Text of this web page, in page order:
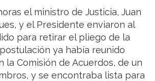
el ministro de Justicia, Juan
y el Presidente enviaron al
para retirar el pliego de la
ya había reunido
la Comisión de Acuerdos, de un
y se encontraba lista para